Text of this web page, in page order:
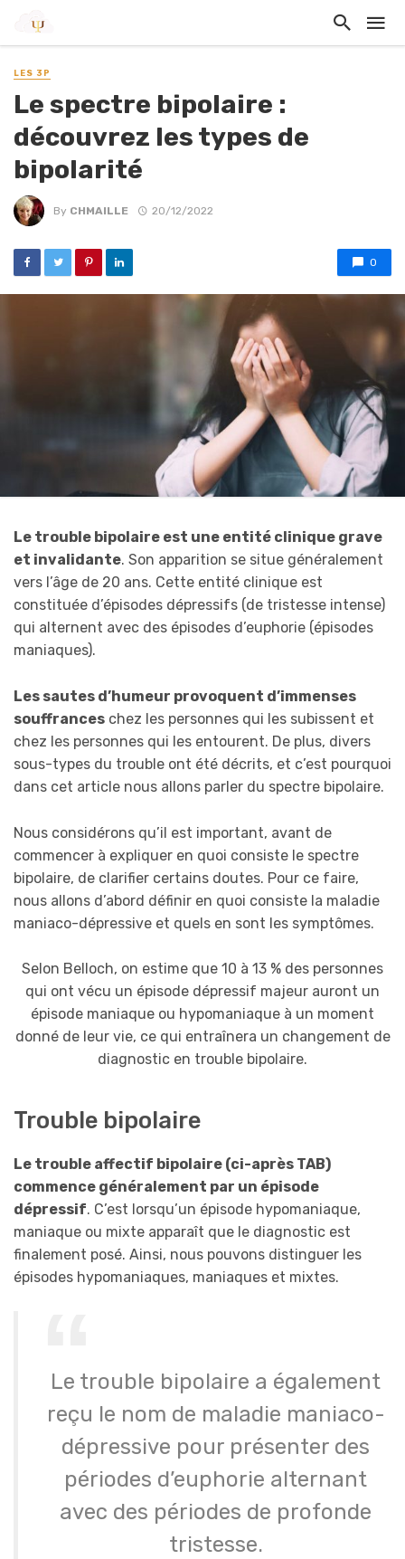
LES 3P
Le spectre bipolaire :
découvrez les types de
bipolarité
By CHMAILLE 20/12/2022
0
Le trouble bipolaire est une entité clinique grave
et invalidante. Son apparition se situe généralement
vers l’âge de 20 ans. Cette entité clinique est
constituée d’épisodes dépressifs (de tristesse intense)
qui alternent avec des épisodes d’euphorie (épisodes
maniaques).
Les sautes d’humeur provoquent d’immenses
souffrances chez les personnes qui les subissent et
chez les personnes qui les entourent. De plus, divers
sous-types du trouble ont été décrits, et c’est pourquoi
dans cet article nous allons parler du spectre bipolaire.
Nous considérons qu’il est important, avant de
commencer à expliquer en quoi consiste le spectre
bipolaire, de clarifier certains doutes. Pour ce faire,
nous allons d’abord définir en quoi consiste la maladie
maniaco-dépressive et quels en sont les symptômes.
Selon Belloch, on estime que 10 à 13 % des personnes
qui ont vécu un épisode dépressif majeur auront un
épisode maniaque ou hypomaniaque à un moment
donné de leur vie, ce qui entraînera un changement de
diagnostic en trouble bipolaire.
Trouble bipolaire
Le trouble affectif bipolaire (ci-après TAB)
commence généralement par un épisode
dépressif. C’est lorsqu’un épisode hypomaniaque,
maniaque ou mixte apparaît que le diagnostic est
finalement posé. Ainsi, nous pouvons distinguer les
épisodes hypomaniaques, maniaques et mixtes.
Le trouble bipolaire a également
reçu le nom de maladie maniaco-
dépressive pour présenter des
périodes d’euphorie alternant
avec des périodes de profonde
tristesse.